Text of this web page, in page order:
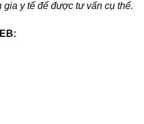
y tế để được tư vấn cụ thể.